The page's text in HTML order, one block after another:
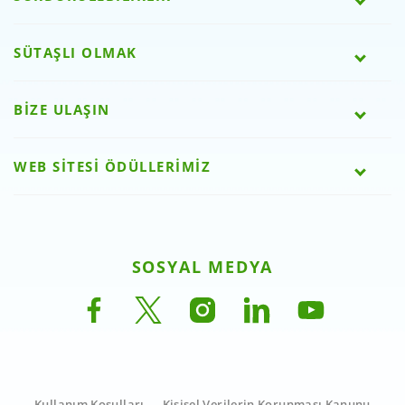
SÜTAŞLI OLMAK
BİZE ULAŞIN
WEB SİTESİ ÖDÜLLERİMİZ
SOSYAL MEDYA